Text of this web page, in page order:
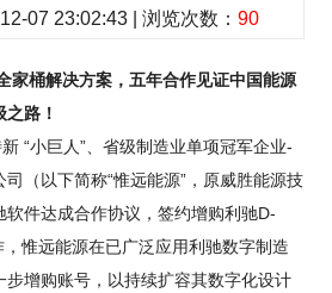
07 23:02:43 | 浏览次数： 90
家桶解决方案，五年合作见证中国能源
路！
“小巨人”、省级制造业单项冠军企业-
（以下简称“惟远能源”，原威胜能源技
件达成合作协议，签约增购利驰D-
惟远能源在已广泛应用利驰数字制造
步增购账号，以持续扩容其数字化设计